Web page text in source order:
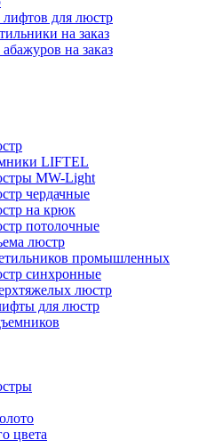
лифтов для люстр
на заказ
на заказ
LIFTEL
MW-Light
чердачные
на крюк
потолочные
люстр
промышленных
синхронные
люстр
для люстр
цвета